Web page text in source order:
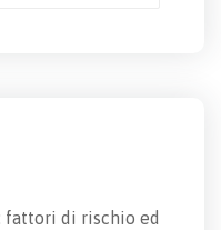
fattori di rischio ed